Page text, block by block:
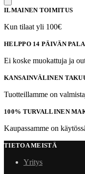
ILMAINEN TOIMITUS
Kun tilaat yli 100€
HELPPO 14 PÄIVÄN
Ei koske muokattuja ja
KANSAINVÄLINEN
Tuotteillamme on
100% TURVALLINEN
Kaupassamme on
TIETOA MEISTÄ
Yritys